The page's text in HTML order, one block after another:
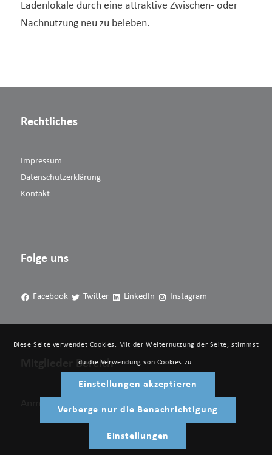
Ladenlokale durch eine attraktive Zwischen- oder
Nachnutzung neu zu beleben.
Rechtliches
Impressum
Datenschutzerklärung
Kontakt
Folge uns
Facebook Twitter LinkedIn Instagram
Mitglieder Bereich
Diese Seite verwendet Cookies. Mit der Weiternutzung der Seite, stimmst
du die Verwendung von Cookies zu.
Einstellungen akzeptieren
Verberge nur die Benachrichtigung
Einstellungen